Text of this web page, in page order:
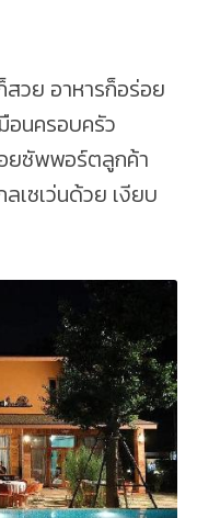
วย อาหารก็อร่อย
อนครอบครัว
ยซัพพอร์ตลูกค้า
เซเว่นด้วย เงียบ